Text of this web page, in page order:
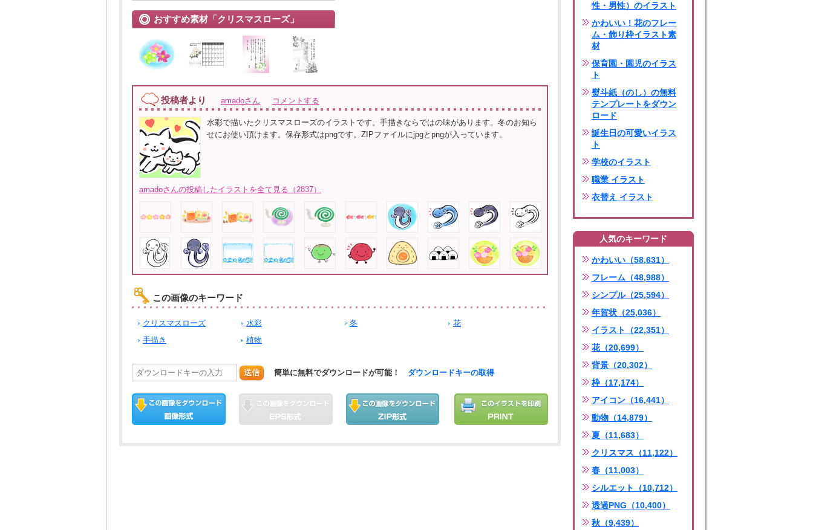
おすすめ素材「クリスマスローズ」
投稿者より amadoさん コメントする
水彩で描いたクリスマスローズのイラストです。手描きならではの味があります。冬のお知ら
せにお使い頂けます。保存形式はpngです。ZIPファイルにjpgとpngが入っています。
amadoさんの投稿したイラストを全て見る（2837）
この画像のキーワード
クリスマスローズ 水彩 冬
花
手描き
植物
送信 簡単に無料でダウンロードが可能！ ダウンロードキーの取得
性・男性）のイラスト
かわいい！花のフレー
ム・飾り枠イラスト素
材
保育園・園児のイラス
ト
熨斗紙（のし）の無料
テンプレートをダウン
ロード
誕生日の可愛いイラス
ト
学校のイラスト
職業 イラスト
衣替え イラスト
人気のキーワード
かわいい（58,631）
フレーム（48,988）
シンプル（25,594）
年賀状（25,036）
イラスト（22,351）
花（20,699）
背景（20,302）
枠（17,174）
アイコン（16,441）
動物（14,879）
夏（11,683）
クリスマス（11,122）
春（11,003）
シルエット（10,712）
透過PNG（10,400）
秋（9,439）